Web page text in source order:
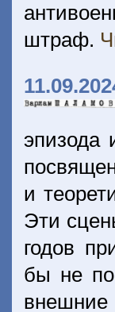
штраф.
эпизода
и
Эти
годов
бы не